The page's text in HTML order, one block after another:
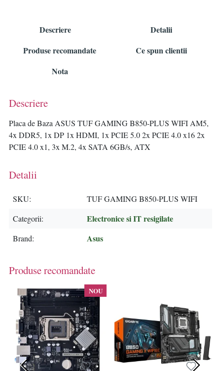
Descriere
Detalii
Produse recomandate
Ce spun clientii
Nota
Descriere
Placa de Baza ASUS TUF GAMING B850-PLUS WIFI AM5,
4x DDR5, 1x DP 1x HDMI, 1x PCIE 5.0 2x PCIE 4.0 x16 2x
PCIE 4.0 x1, 3x M.2, 4x SATA 6GB/s, ATX
Detalii
SKU
TUF GAMING B850-PLUS WIFI
Categorii
Electronice si IT resigilate
Brand Asus
Produse recomandate
NOU